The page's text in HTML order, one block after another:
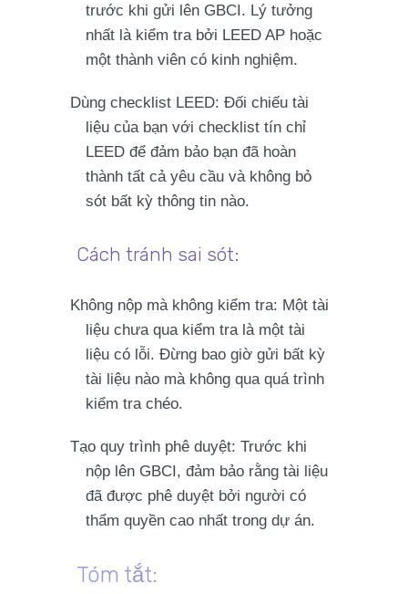
trước khi gửi lên GBCI. Lý tưởng
nhất là kiểm tra bởi LEED AP hoặc
một thành viên có kinh nghiệm.
Dùng checklist LEED: Đối chiếu tài
liệu của bạn với checklist tín chỉ
LEED để đảm bảo bạn đã hoàn
thành tất cả yêu cầu và không bỏ
sót bất kỳ thông tin nào.
Cách tránh sai sót:
Không nộp mà không kiểm tra: Một tài
liệu chưa qua kiểm tra là một tài
liệu có lỗi. Đừng bao giờ gửi bất kỳ
tài liệu nào mà không qua quá trình
kiểm tra chéo.
Tạo quy trình phê duyệt: Trước khi
nộp lên GBCI, đảm bảo rằng tài liệu
đã được phê duyệt bởi người có
thẩm quyền cao nhất trong dự án.
Tóm tắt: